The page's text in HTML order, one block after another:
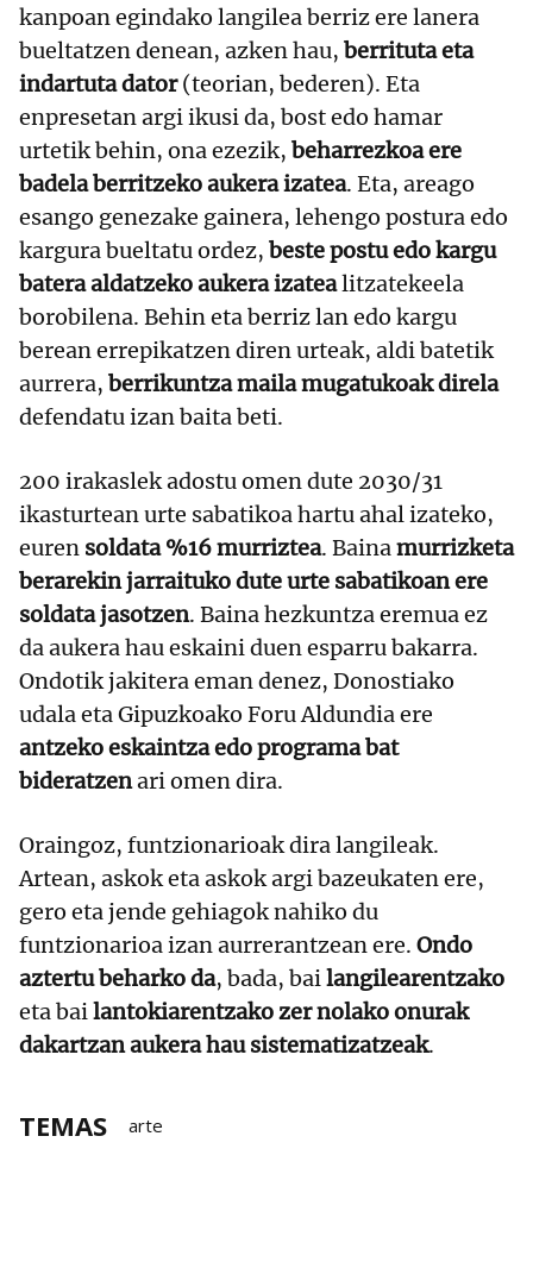
kanpoan egindako langilea berriz ere lanera
bueltatzen denean, azken hau, berrituta eta
indartuta dator(teorian, bederen). Eta
enpresetan argi ikusi da, bost edo hamar
urtetik behin, ona ezezik, beharrezkoa ere
badela berritzeko aukera izatea. Eta, areago
esango genezake gainera, lehengo postura edo
kargura bueltatu ordez, beste postu edo kargu
batera aldatzeko aukera izatealitzatekeela
borobilena. Behin eta berriz lan edo kargu
berean errepikatzen diren urteak, aldi batetik
aurrera, berrikuntza maila mugatukoak direla
defendatu izan baita beti.
200 irakaslek adostu omen dute 2030/31
ikasturtean urte sabatikoa hartu ahal izateko,
euren soldata %16 murriztea. Bainamurrizketa
berarekin jarraituko dute urte sabatikoan ere
soldata jasotzen. Baina hezkuntza eremua ez
da aukera hau eskaini duen esparru bakarra.
Ondotik jakitera eman denez, Donostiako
udala eta Gipuzkoako Foru Aldundia ere
antzeko eskaintza edo programa bat
bideratzenari omen dira.
Oraingoz, funtzionarioak dira langileak.
Artean, askok eta askok argi bazeukaten ere,
gero eta jende gehiagok nahiko du
funtzionarioa izan aurrerantzean ere. Ondo
aztertu beharko da, bada, bailangilearentzako
eta bailantokiarentzako zer nolako onurak
dakartzan aukera hau sistematizatzeak.
TEMAS arte